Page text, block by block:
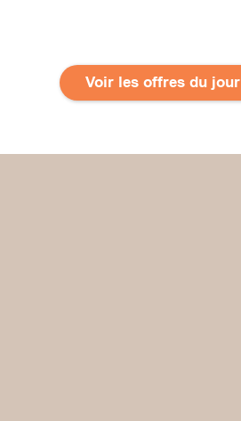
Voir les offres du jour